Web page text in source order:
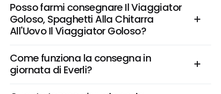
Posso farmi consegnare Il Viaggiator
Goloso, Spaghetti Alla Chitarra
All'Uovo Il Viaggiator Goloso?
Come funziona la consegna in
giornata di Everli?